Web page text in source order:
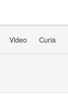
Video Curia